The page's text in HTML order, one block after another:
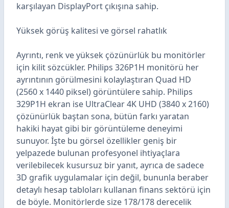
karşılayan DisplayPort çıkışına sahip.
Yüksek görüş kalitesi ve görsel rahatlık
Ayrıntı, renk ve yüksek çözünürlük bu monitörler
için kilit sözcükler. Philips 326P1H monitörü her
ayrıntının görülmesini kolaylaştıran Quad HD
(2560 x 1440 piksel) görüntülere sahip. Philips
329P1H ekran ise UltraClear 4K UHD (3840 x 2160)
çözünürlük baştan sona, bütün farkı yaratan
hakiki hayat gibi bir görüntüleme deneyimi
sunuyor. İşte bu görsel özellikler geniş bir
yelpazede bulunan profesyonel ihtiyaçlara
verilebilecek kusursuz bir yanıt, ayrıca de sadece
3D grafik uygulamalar için değil, bununla beraber
detaylı hesap tabloları kullanan finans sektörü için
de böyle. Monitörlerde size 178/178 derecelik